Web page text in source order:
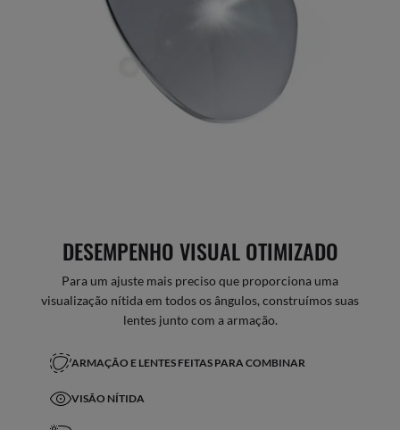
DESEMPENHO VISUAL OTIMIZADO
Para um ajuste mais preciso que proporciona uma
visualização nítida em todos os ângulos, construímos suas
lentes junto com a armação.
ARMAÇÃO E LENTES FEITAS PARA COMBINAR
VISÃO NÍTIDA